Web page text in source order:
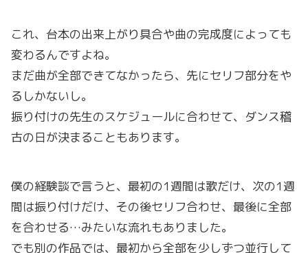
これ、台本の出来上がり具合や曲の完成度によっても
変わるんですよね。
まだ曲が全部できてなかったら、先にセリフ部分をや
るしかないし。
振り付けの先生のスケジュールに合わせて、ダンス稽
古の日が決まることもあります。
僕の経験談で言うと、最初の1週間は歌だけ、次の1週
間は振り付けだけ、その後セリフ合わせ、最後に全部
を合わせる…みたいな流れもありました。
でも別の作品では、最初から全部を少しずつ並行して